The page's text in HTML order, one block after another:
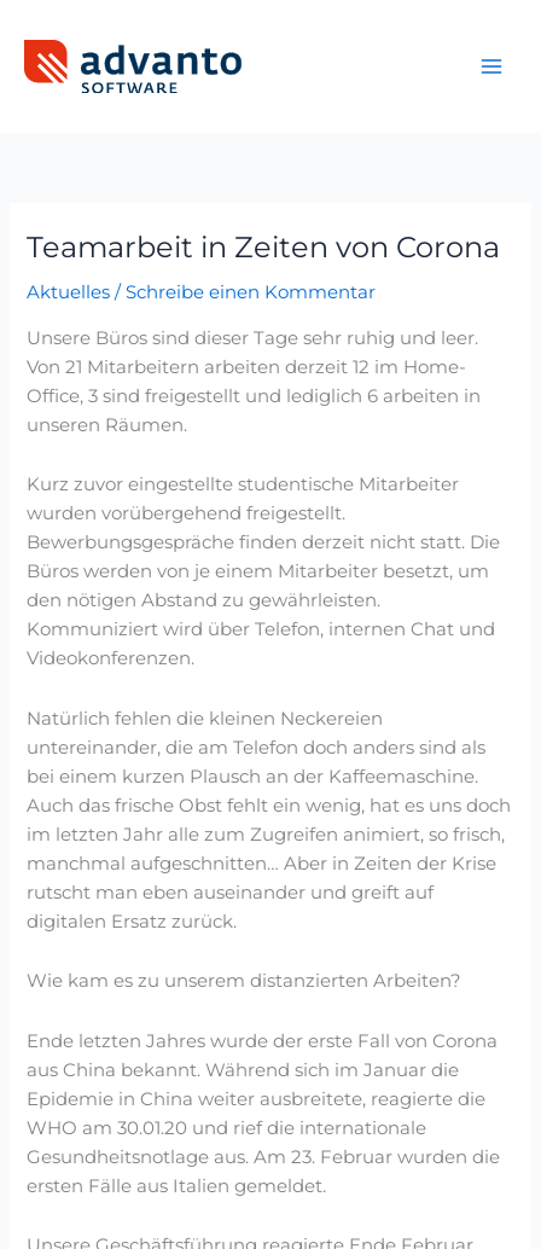
Inhalt
springen
Teamarbeit in Zeiten von Corona
Aktuelles /Schreibe einen Kommentar
Unsere Büros sind dieser Tage sehr ruhig und leer.
Von 21 Mitarbeitern arbeiten derzeit 12 im Home-
Office, 3 sind freigestellt und lediglich 6 arbeiten in
unseren Räumen.
Kurz zuvor eingestellte studentische Mitarbeiter
wurden vorübergehend freigestellt.
Bewerbungsgespräche finden derzeit nicht statt. Die
Büros werden von je einem Mitarbeiter besetzt, um
den nötigen Abstand zu gewährleisten.
Kommuniziert wird über Telefon, internen Chat und
Videokonferenzen.
Natürlich fehlen die kleinen Neckereien
untereinander, die am Telefon doch anders sind als
bei einem kurzen Plausch an der Kaffeemaschine.
Auch das frische Obst fehlt ein wenig, hat es uns doch
im letzten Jahr alle zum Zugreifen animiert, so frisch,
manchmal aufgeschnitten… Aber in Zeiten der Krise
rutscht man eben auseinander und greift auf
digitalen Ersatz zurück.
Wie kam es zu unserem distanzierten Arbeiten?
Ende letzten Jahres wurde der erste Fall von Corona
aus China bekannt. Während sich im Januar die
Epidemie in China weiter ausbreitete, reagierte die
WHO am 30.01.20 und rief die internationale
Gesundheitsnotlage aus. Am 23. Februar wurden die
ersten Fälle aus Italien gemeldet.
Teamarbeit
Zeiten
von
Corona